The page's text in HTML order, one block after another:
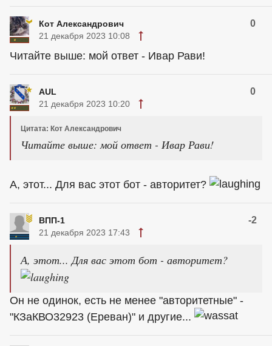
Кот Александрович 0
21 декабря 2023 10:08
Читайте выше: мой ответ - Ивар Рави!
AUL 0
21 декабря 2023 10:20
Цитата: Кот Александрович
Читайте выше: мой ответ - Ивар Рави!
А, этот... Для вас этот бот - авторитет?
ВПП-1 -2
21 декабря 2023 17:43
А, этот... Для вас этот бот - авторитет?
Он не одинок, есть не менее "авторитетные" -
"КЗаКВО32923 (Ереван)" и другие...